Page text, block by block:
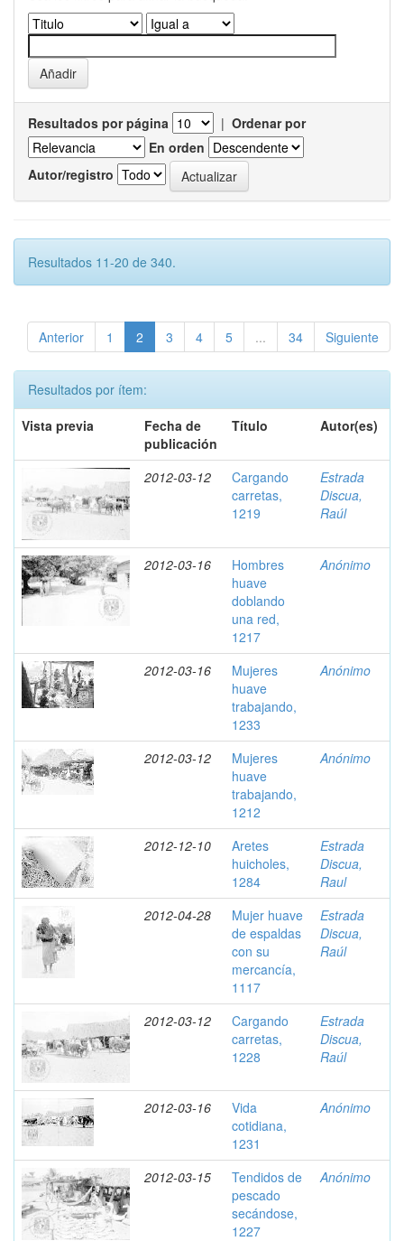
Resultados por página | Ordenar por
En orden
Autor/registro
Resultados 11-20 de 340.
Anterior 1 2 3 4 5 ... 34 Siguiente
Resultados por ítem:
Vista previa
Fecha de
publicación
Título Autor(es)
2012-03-12
Cargando
carretas,
1219
Estrada
Discua,
Raúl
2012-03-16
Hombres
huave
doblando
una red,
1217
Anónimo
2012-03-16
Mujeres
huave
trabajando,
1233
Anónimo
2012-03-12
Mujeres
huave
trabajando,
1212
Anónimo
2012-12-10
Aretes
huicholes,
1284
Estrada
Discua,
Raul
2012-04-28
Mujer huave
de espaldas
con su
mercancía,
1117
Estrada
Discua,
Raúl
2012-03-12
Cargando
carretas,
1228
Estrada
Discua,
Raúl
2012-03-16
Vida
cotidiana,
1231
Anónimo
2012-03-15
Tendidos de
pescado
secándose,
1227
Anónimo